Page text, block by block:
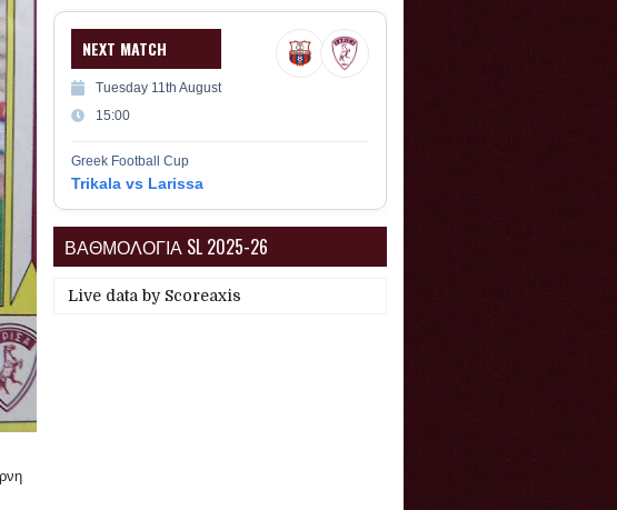
NEXT MATCH
Tuesday 11th August
15:00
Greek Football Cup
Trikala vs Larissa
ΒΑΘΜΟΛΟΓΙΑ SL 2025-26
Live data by Scoreaxis